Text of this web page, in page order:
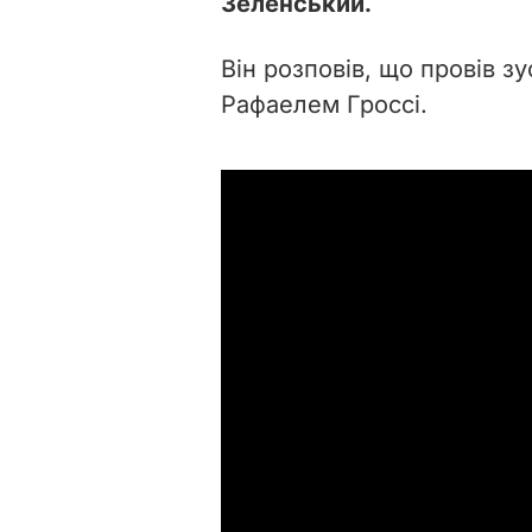
Він розповів, що провів
Рафаелем Гроссі.